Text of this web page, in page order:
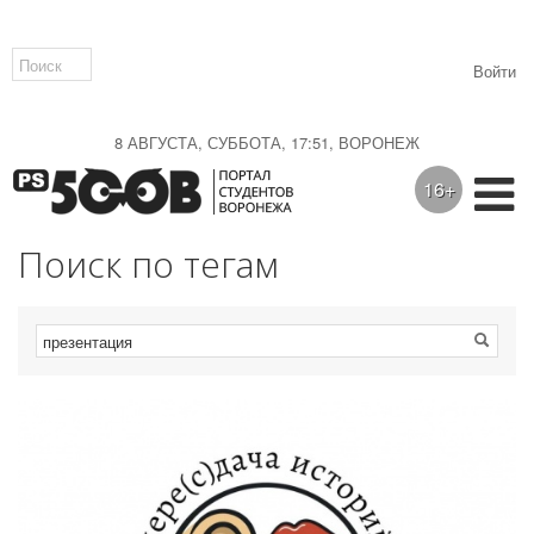
8 АВГУСТА, СУББОТА, 17:51, ВОРОНЕЖ
Войти
16+
Поиск по тегам